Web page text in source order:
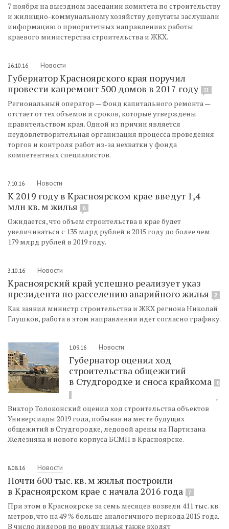
7 ноября на выездном заседании комитета по строительству
и жилищно-коммунальному хозяйству депутаты заслушали
информацию о приоритетных направлениях работы
краевого министерства строительства и ЖКХ.
26.10.16 Новости
Губернатор Красноярского края поручил
провести капремонт 500 домов в 2017 году
11
Региональный оператор — Фонд капитального ремонта —
отстает от тех объемов и сроков, которые утверждены
правительством края. Одной из причин является
неудовлетворительная организация процесса проведения
торгов и контроля работ из-за нехватки у фонда
компетентных специалистов.
7.10.16 Новости
К 2019 году в Красноярском крае введут 1,4
млн кв. м жилья
6
Ожидается, что объем строительства в крае будет
увеличиваться с 135 млрд рублей в 2015 году до более чем
179 млрд рублей в 2019 году.
3.10.16 Новости
Красноярский край успешно реализует указ
президента по расселению аварийного жилья
2
Как заявил министр строительства и ЖКХ региона Николай
Глушков, работа в этом направлении идет согласно графику.
1.09.16 Новости
Губернатор оценил ход
строительства общежитий
в Студгородке и сноса крайкома
6
Виктор Толоконский оценил ход строительства объектов
Универсиады 2019 года, побывав на месте будущих
общежитий в Студгородке, ледовой арены на Партизана
Железняка и нового корпуса БСМП в Красноярске.
8.08.16 Новости
Почти 600 тыс. кв. м жилья построили
в Красноярском крае с начала 2016 года
7
При этом в Красноярске за семь месяцев возвели 411 тыс. кв.
метров, что на 49 % больше аналогичного периода 2015 года.
В число лидеров по вводу жилья также входят